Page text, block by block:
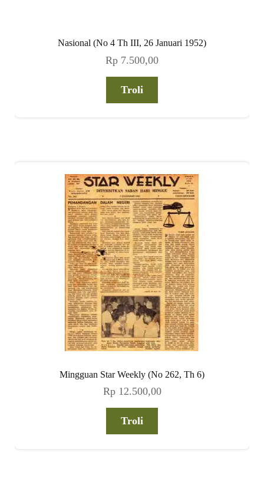
Nasional (No 4 Th III, 26 Januari 1952)
Rp 7.500,00
Troli
Mingguan Star Weekly (No 262, Th 6)
Rp12.500,00
Troli